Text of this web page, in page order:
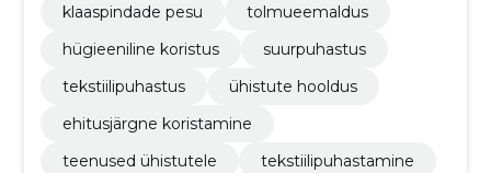
klaaspindade pesu
tolmueemaldus
hügieeniline koristus
suurpuhastus
tekstiilipuhastus
ühistute hooldus
ehitusjärgne koristamine
teenused ühistutele
tekstiilipuhastamine